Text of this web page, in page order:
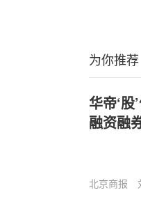
为你推荐
华帝‘
融资融
北京商报